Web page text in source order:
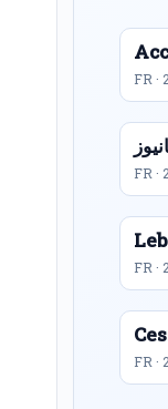
FR ·
FR ·
FR ·
FR ·